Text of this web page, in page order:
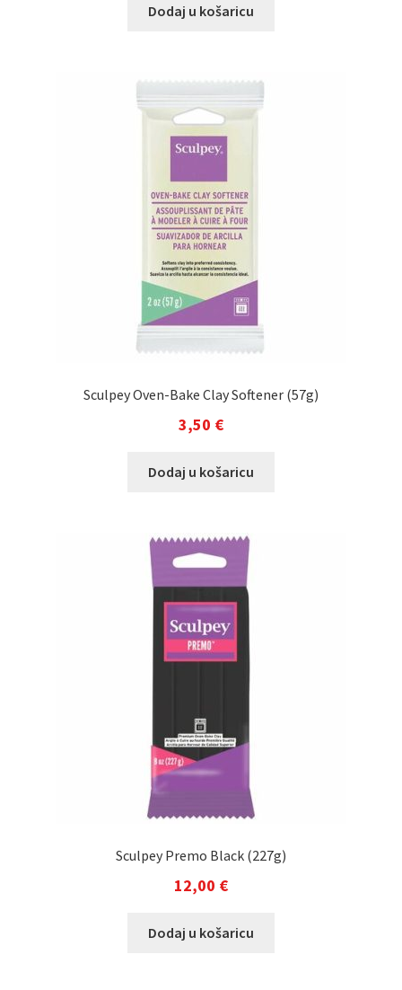
Dodaj u košaricu
Sculpey Oven-Bake Clay Softener (57g)
3,50 €
Dodaj u košaricu
Sculpey Premo Black (227g)
12,00 €
Dodaj u košaricu